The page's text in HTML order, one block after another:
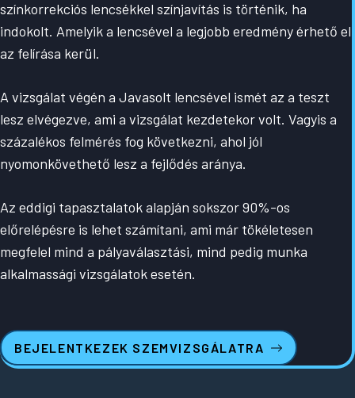
színkorrekciós lencsékkel színjavítás is történik, ha
indokolt. Amelyik a lencsével a legjobb eredmény érhető el
az felírása kerül.
A vizsgálat végén a Javasolt lencsével ismét az a teszt
lesz elvégezve, ami a vizsgálat kezdetekor volt. Vagyis a
százalékos felmérés fog következni, ahol jól
nyomonkövethető lesz a fejlődés aránya.
Az eddigi tapasztalatok alapján sokszor 90%-os
előrelépésre is lehet számítani, ami már tökéletesen
megfelel mind a pályaválasztási, mind pedig munka
alkalmassági vizsgálatok esetén.
BEJELENTKEZEK SZEMVIZSGÁLATRA